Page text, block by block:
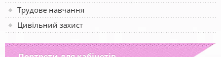
Трудове навчання
Цивільний захист